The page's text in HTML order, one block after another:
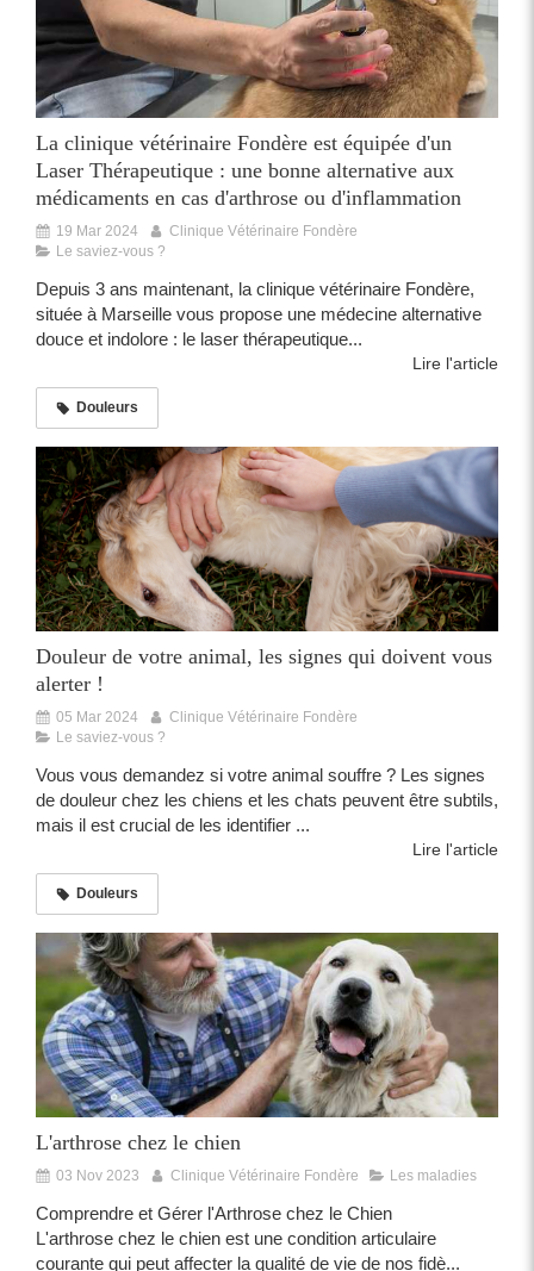
La clinique vétérinaire Fondère est équipée d'un
Laser Thérapeutique : une bonne alternative aux
médicaments en cas d'arthrose ou d'inflammation
19 Mar 2024
Clinique Vétérinaire Fondère
Le saviez-vous ?
Depuis 3 ans maintenant, la clinique vétérinaire Fondère,
située à Marseille vous propose une médecine alternative
douce et indolore : le laser thérapeutique...
Lire l'article
Douleurs
Douleur de votre animal, les signes qui doivent vous
alerter !
05 Mar 2024
Clinique Vétérinaire Fondère
Le saviez-vous ?
Vous vous demandez si votre animal souffre ? Les signes
de douleur chez les chiens et les chats peuvent être subtils,
mais il est crucial de les identifier ...
Lire l'article
Douleurs
L'arthrose chez le chien
03 Nov 2023 Clinique Vétérinaire Fondère Les maladies
Comprendre et Gérer l'Arthrose chez le Chien
L'arthrose chez le chien est une condition articulaire
courante qui peut affecter la qualité de vie de nos fidè...